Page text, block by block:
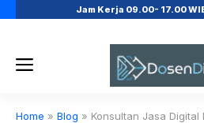
Jam Kerja 09.00- 17.00
Menu
Home » Blog » Konsultan Jasa